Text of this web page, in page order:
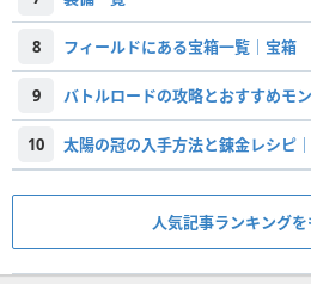
8 フィールドにある宝箱一覧｜宝箱
9 バトルロードの攻略とおすすめモ
10 太陽の冠の入手方法と錬金レシピ
人気記事ランキング